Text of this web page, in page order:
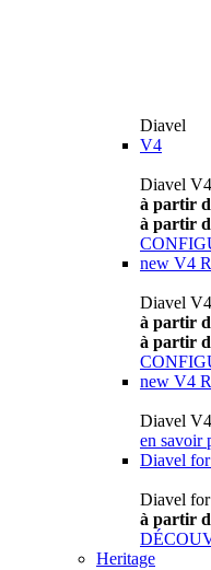
Diavel
V4
Diavel V4
à partir
à partir
new V4
Diavel
à partir
à partir
new V4
Diavel
en savoir
Diavel
Diavel
à partir
Heritage